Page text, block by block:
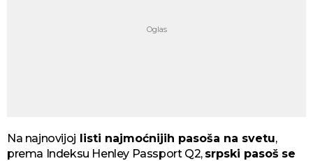
Na najnovijoj listi najmoćnijih pasoša na svetu,
prema Indeksu Henley Passport Q2, srpski pasoš se